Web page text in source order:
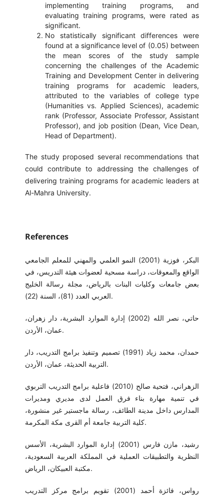
implementing training programs, and
evaluating training programs, were rated as
significant.
No statistically significant differences were
found at a significance level of (0.05) between
the mean scores of the study sample
concerning the challenges of the Academic
Training and Development Center in delivering
training programs for academic leaders,
attributed to the variables of college type
(Humanities vs. Applied Sciences), academic
rank (Professor, Associate Professor, Assistant
Professor), and job position (Dean, Vice Dean,
Head of Department).
The study proposed several recommendations that
could contribute to addressing the challenges of
delivering training programs for academic leaders at
Al-Mahra University.
References
البكر، فوزية (2001) النمو العلمي والمهني للمعلم الجامعي
الواقع والمعوقات، دراسة مسحية لعضوات هيئة التدريس، في
بعض جامعات وكليات البنات بالرياض، مجلة رسالة الخليج
العربي العدد (81)، السنة (22).
حاتي، نصر الله (2002) إدارة الموارد البشرية، دار زهران،
عمان، الأردن.
حمدان، محمد زياد (1991) تصميم وتنفيذ برامج التدريب، دار
التربية الحديثة، عمان، الأردن.
الزهراني، فتحية صالح (2010) فاعلية برامج التدريب التربوي
في تنمية مهارة بناء فرق العمل لدى مديري ومديرات
المدارس داخل مدينة الطائف، رسالة ماجستير غير منشورة،
كلية التربية جامعة أم القرى مكة المكرمة.
رشيد، مازن فارس (2001) إدارة الموارد البشرية، الأسس
النظرية والتطبيقات العملية في المملكة العربية السعودية،
مكتبة العبيكان، الرياض.
رواس، فائزة أحمد (2001) تقويم برامج مركز التدريب